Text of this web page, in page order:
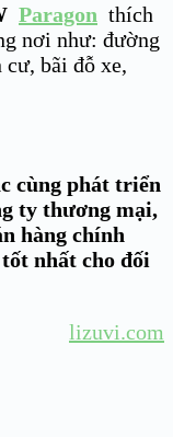
Paragon thích
nơi như: đường
bãi đỗ xe,
cùng phát triển
ty thương mại,
hàng chính
nhất cho đối
lizuvi.com